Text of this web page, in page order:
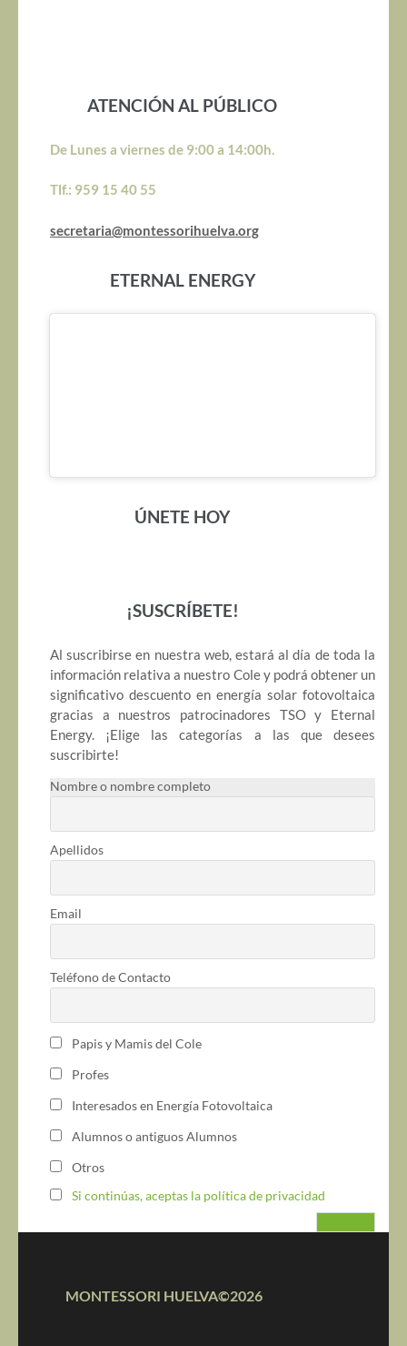
ATENCIÓN AL PÚBLICO
De Lunes a viernes de 9:00 a 14:00h.
Tlf.: 959 15 40 55
secretaria@montessorihuelva.org
ETERNAL ENERGY
ÚNETE HOY
¡SUSCRÍBETE!
Al suscribirse en nuestra web, estará al día de toda la
información relativa a nuestro Cole y podrá obtener un
significativo descuento en energía solar fotovoltaica
gracias a nuestros patrocinadores TSO y Eternal
Energy. ¡Elige las categorías a las que desees
suscribirte!
Nombre o nombre completo
Apellidos
Email
Teléfono de Contacto
Papis y Mamis del Cole
Profes
Interesados en Energía Fotovoltaica
Alumnos o antiguos Alumnos
Otros
Si continúas, aceptas la política de privacidad
MONTESSORI HUELVA©2026